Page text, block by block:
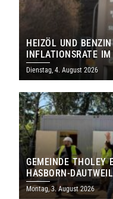
HEIZÖL UND
INFLATIONSRATE
Dienstag, 4. August 2026
GEMEINDE THOLEY
HASBORN-
MILLIONEN EURO
Montag, 3. August 2026